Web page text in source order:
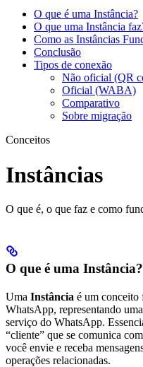
O que é uma Instância?
O que uma Instância
Como as Instâncias
Conclusão
Tipos de conexão
Não oficial (QR
Oficial (WABA)
Comparativo
Sobre migração
Conceitos
Instâncias
O que é, o que faz e como
O que é uma Instância?
Uma Instância é um conceito
WhatsApp, representando
serviço do WhatsApp.
“cliente” que se comunica
você envie e receba
operações relacionadas.